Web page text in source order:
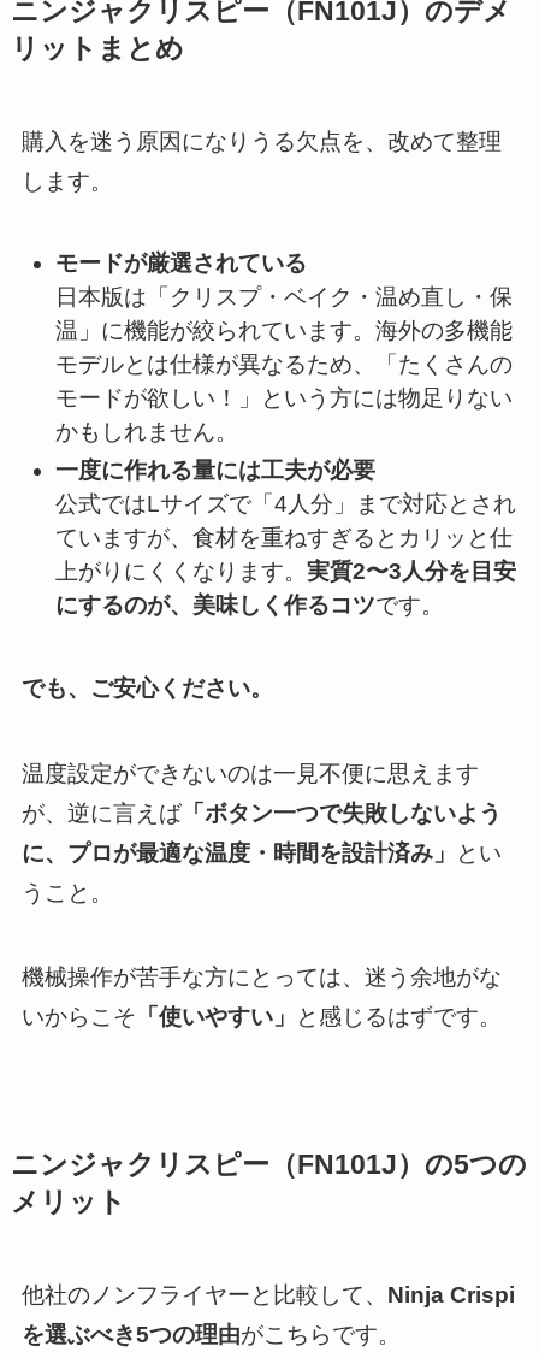
ニンジャクリスピー （FN101J）のデメ
リットまとめ
購入を迷う原因になりうる欠点を、改めて整理
します。
モードが厳選されている
日本版は「クリスプ・ベイク・温め直し・保
温」に機能が絞られています。海外の多機能
モデルとは仕様が異なるため、「たくさんの
モードが欲しい！」という方には物足りない
かもしれません。
一度に作れる量には工夫が必要
公式ではLサイズで「4人分」まで対応とされ
ていますが、食材を重ねすぎるとカリッと仕
上がりにくくなります。実質2〜3人分を目安
にするのが、美味しく作るコツです。
でも、ご安心ください。
温度設定ができないのは一見不便に思えます
が、逆に言えば「ボタン一つで失敗しないよう
に、プロが最適な温度・時間を設計済み」
とい
うこと。
機械操作が苦手な方にとっては、迷う余地がな
いからこそ 「使いやすい」 と感じるはずです。
ニンジャクリスピー （FN101J）の5つの
メリット
他社のノンフライヤーと比較して、 Ninja Crispi
を選ぶべき5つの理由がこちらです。